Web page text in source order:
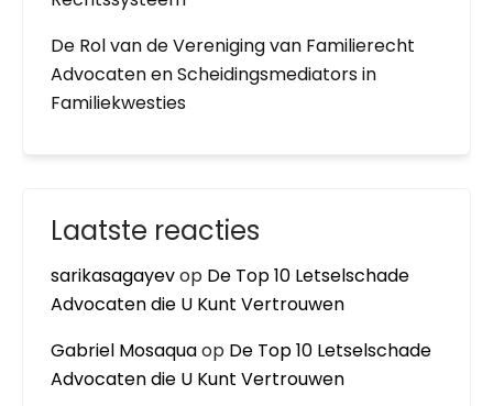
De Rol van de Vereniging van Familierecht
Advocaten en Scheidingsmediators in
Familiekwesties
Laatste reacties
sarikasagayevop De Top 10 Letselschade
Advocaten die U Kunt Vertrouwen
Gabriel Mosaquaop De Top 10 Letselschade
Advocaten die U Kunt Vertrouwen